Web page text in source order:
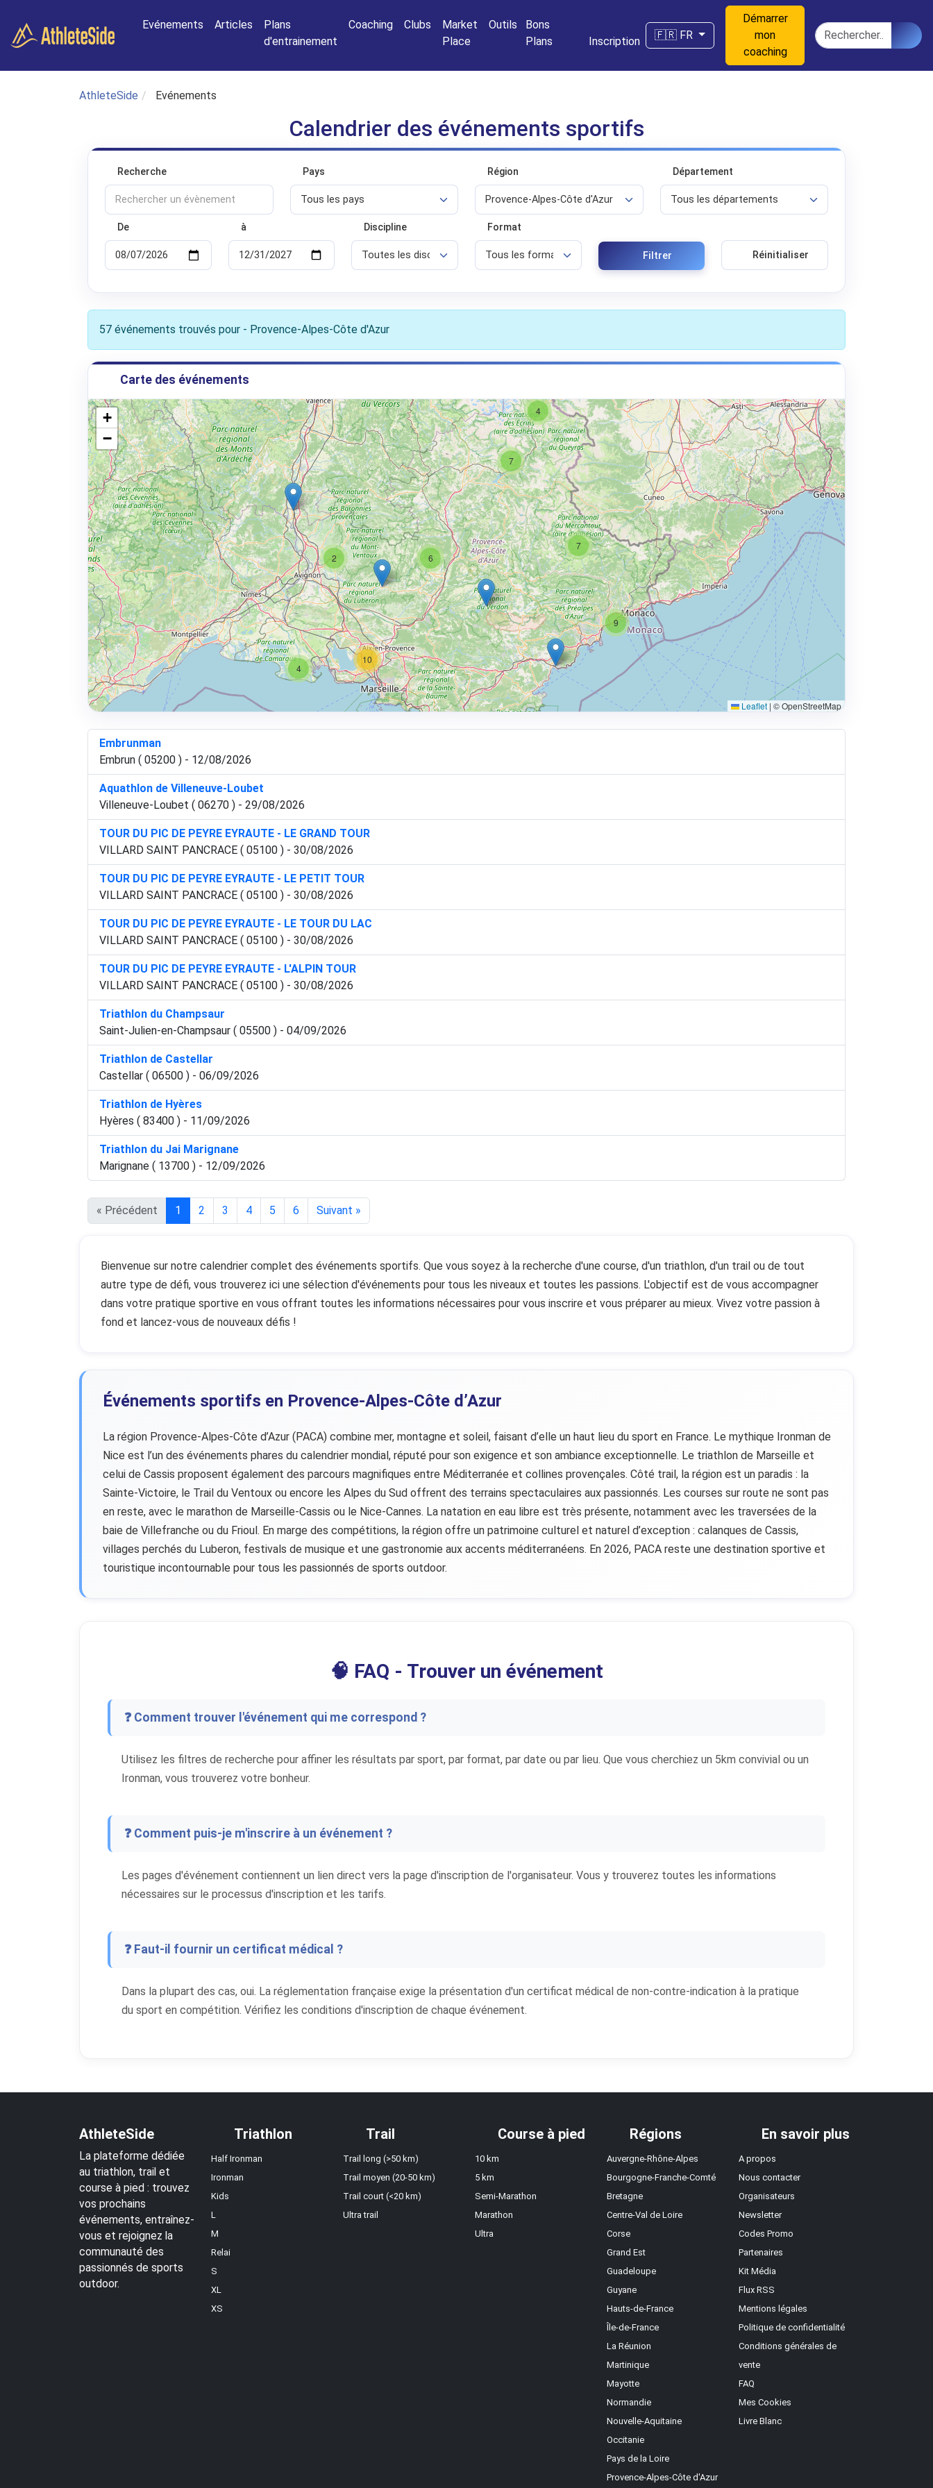
Evénements
Articles
Plans
d'entrainement
Coaching Clubs
Market
Place
Outils
Bons
Plans
Inscription
🇫🇷 FR
Démarrer
mon
coaching
Rechercher
AthleteSide Evénements
Calendrier des événements sportifs
Recherche Pays Région Département
De à Discipline Format
Filtrer Réinitialiser
57 événements trouvés pour - Provence-Alpes-Côte d'Azur
Carte des événements
4
10
6
2
7
9
7
4
+
−
Leaflet | © OpenStreetMap
Embrunman
Embrun ( 05200 ) - 12/08/2026
Aquathlon de Villeneuve-Loubet
Villeneuve-Loubet ( 06270 ) - 29/08/2026
TOUR DU PIC DE PEYRE EYRAUTE - LE GRAND TOUR
VILLARD SAINT PANCRACE ( 05100 ) - 30/08/2026
TOUR DU PIC DE PEYRE EYRAUTE - LE PETIT TOUR
VILLARD SAINT PANCRACE ( 05100 ) - 30/08/2026
TOUR DU PIC DE PEYRE EYRAUTE - LE TOUR DU LAC
VILLARD SAINT PANCRACE ( 05100 ) - 30/08/2026
TOUR DU PIC DE PEYRE EYRAUTE - L'ALPIN TOUR
VILLARD SAINT PANCRACE ( 05100 ) - 30/08/2026
Triathlon du Champsaur
Saint-Julien-en-Champsaur ( 05500 ) - 04/09/2026
Triathlon de Castellar
Castellar ( 06500 ) - 06/09/2026
Triathlon de Hyères
Hyères ( 83400 ) - 11/09/2026
Triathlon du Jai Marignane
Marignane ( 13700 ) - 12/09/2026
« Précédent 1 2 3 4 5 6 Suivant »
Bienvenue sur notre calendrier complet des événements sportifs. Que vous soyez à la recherche d'une course, d'un triathlon, d'un trail ou de tout
autre type de défi, vous trouverez ici une sélection d'événements pour tous les niveaux et toutes les passions. L'objectif est de vous accompagner
dans votre pratique sportive en vous offrant toutes les informations nécessaires pour vous inscrire et vous préparer au mieux. Vivez votre passion à
fond et lancez-vous de nouveaux défis !
Événements sportifs en Provence-Alpes-Côte d’Azur
La région Provence-Alpes-Côte d’Azur (PACA) combine mer, montagne et soleil, faisant d’elle un haut lieu du sport en France. Le mythique Ironman de
Nice est l’un des événements phares du calendrier mondial, réputé pour son exigence et son ambiance exceptionnelle. Le triathlon de Marseille et
celui de Cassis proposent également des parcours magnifiques entre Méditerranée et collines provençales. Côté trail, la région est un paradis : la
Sainte-Victoire, le Trail du Ventoux ou encore les Alpes du Sud offrent des terrains spectaculaires aux passionnés. Les courses sur route ne sont pas
en reste, avec le marathon de Marseille-Cassis ou le Nice-Cannes. La natation en eau libre est très présente, notamment avec les traversées de la
baie de Villefranche ou du Frioul. En marge des compétitions, la région offre un patrimoine culturel et naturel d’exception : calanques de Cassis,
villages perchés du Luberon, festivals de musique et une gastronomie aux accents méditerranéens. En 2026, PACA reste une destination sportive et
touristique incontournable pour tous les passionnés de sports outdoor.
🧠 FAQ - Trouver un événement
❓ Comment trouver l'événement qui me correspond ?
Utilisez les filtres de recherche pour affiner les résultats par sport, par format, par date ou par lieu. Que vous cherchiez un 5km convivial ou un
Ironman, vous trouverez votre bonheur.
❓ Comment puis-je m'inscrire à un événement ?
Les pages d'événement contiennent un lien direct vers la page d'inscription de l'organisateur. Vous y trouverez toutes les informations
nécessaires sur le processus d'inscription et les tarifs.
❓ Faut-il fournir un certificat médical ?
Dans la plupart des cas, oui. La réglementation française exige la présentation d'un certificat médical de non-contre-indication à la pratique
du sport en compétition. Vérifiez les conditions d'inscription de chaque événement.
AthleteSide
La plateforme dédiée
au triathlon, trail et
course à pied : trouvez
vos prochains
événements, entraînez-
vous et rejoignez la
communauté des
passionnés de sports
outdoor.
Triathlon
Half Ironman
Ironman
Kids
L
M
Relai
S
XL
XS
Trail
Trail long (>50 km)
Trail moyen (20-50 km)
Trail court (<20 km)
Ultra trail
Course à pied
10 km
5 km
Semi-Marathon
Marathon
Ultra
Régions
Auvergne-Rhône-Alpes
Bourgogne-Franche-Comté
Bretagne
Centre-Val de Loire
Corse
Grand Est
Guadeloupe
Guyane
Hauts-de-France
Île-de-France
La Réunion
Martinique
Mayotte
Normandie
Nouvelle-Aquitaine
Occitanie
Pays de la Loire
Provence-Alpes-Côte d'Azur
En savoir plus
A propos
Nous contacter
Organisateurs
Newsletter
Codes Promo
Partenaires
Kit Média
Flux RSS
Mentions légales
Politique de confidentialité
Conditions générales de
vente
FAQ
Mes Cookies
Livre Blanc